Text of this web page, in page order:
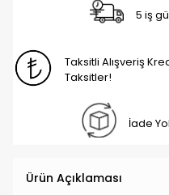
5 iş
Taksitli Alışveriş
Taksitler!
İade
Ürün Açıklaması